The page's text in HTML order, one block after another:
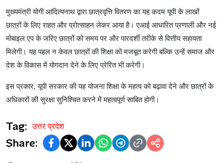
मुख्यमंत्री योगी आदित्यनाथ द्वारा छात्रवृत्ति वितरण का यह कदम यूपी के लाखों
छात्रों के लिए राहत और प्रोत्साहन लेकर आया है। एआई आधारित प्रणाली और नई
मोबाइल एप के जरिए छात्रों को समय पर और पारदर्शी तरीके से वित्तीय सहायता
मिलेगी। यह पहल न केवल छात्रों की शिक्षा को मजबूत करेगी बल्कि उन्हें समाज और
देश के विकास में योगदान देने के लिए प्रेरित भी करेगी।
इस प्रकार,यूपी सरकार की यह योजना शिक्षा के महत्व को बढ़ावा देने और छात्रों के
अधिकारों की सुरक्षा सुनिश्चित करने में महत्वपूर्ण साबित होगी।
Tag: उत्तर प्रदेश
Share: